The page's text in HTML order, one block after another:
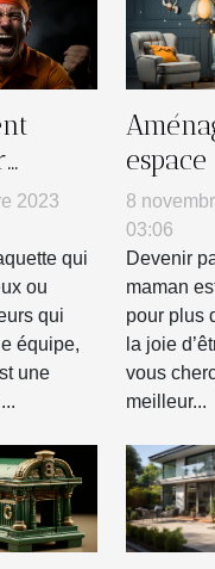
2023
qui
ou
qui
équipe,
une
quelles
pour
8
03:06
Devenir
maman
pour plus
la joie
vous
meilleur...